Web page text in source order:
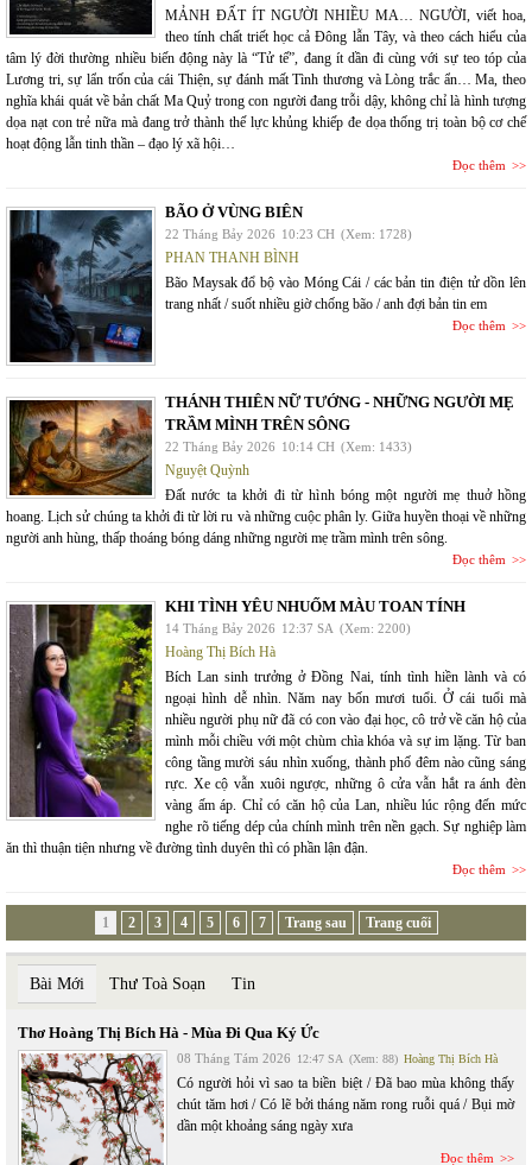
MẢNH ĐẤT ÍT NGƯỜI NHIỀU MA… NGƯỜI, viết hoa,
theo tính chất triết học cả Đông lẫn Tây, và theo cách hiểu của
tâm lý đời thường nhiều biến động này là “Tử tế”, đang ít dần đi cùng với sự teo tóp của
Lương tri, sự lẩn trốn của cái Thiện, sự đánh mất Tình thương và Lòng trắc ẩn… Ma, theo
nghĩa khái quát về bản chất Ma Quỷ trong con người đang trỗi dậy, không chỉ là hình tượng
dọa nạt con trẻ nữa mà đang trở thành thế lực khủng khiếp đe dọa thống trị toàn bộ cơ chế
hoạt động lẫn tinh thần – đạo lý xã hội…
Đọc thêm
BÃO Ở VÙNG BIÊN
22 Tháng Bảy 2026 10:23 CH (Xem: 1728)
PHAN THANH BÌNH
Bão Maysak đổ bộ vào Móng Cái / các bản tin điện tử dồn lên
trang nhất / suốt nhiều giờ chống bão / anh đợi bản tin em
Đọc thêm
THÁNH THIÊN NỮ TƯỚNG - NHỮNG NGƯỜI MẸ
TRẦM MÌNH TRÊN SÔNG
22 Tháng Bảy 2026 10:14 CH (Xem: 1433)
Nguyệt Quỳnh
Đất nước ta khởi đi từ hình bóng một người mẹ thuở hồng
hoang. Lịch sử chúng ta khởi đi từ lời ru và những cuộc phân ly. Giữa huyền thoại về những
người anh hùng, thấp thoáng bóng dáng những người mẹ trầm mình trên sông.
Đọc thêm
KHI TÌNH YÊU NHUỐM MÀU TOAN TÍNH
14 Tháng Bảy 2026 12:37 SA (Xem: 2200)
Hoàng Thị Bích Hà
Bích Lan sinh trưởng ở Đồng Nai, tính tình hiền lành và có
ngoại hình dễ nhìn. Năm nay bốn mươi tuổi. Ở cái tuổi mà
nhiều người phụ nữ đã có con vào đại học, cô trở về căn hộ của
mình mỗi chiều với một chùm chìa khóa và sự im lặng. Từ ban
công tầng mười sáu nhìn xuống, thành phố đêm nào cũng sáng
rực. Xe cộ vẫn xuôi ngược, những ô cửa vẫn hắt ra ánh đèn
vàng ấm áp. Chỉ có căn hộ của Lan, nhiều lúc rộng đến mức
nghe rõ tiếng dép của chính mình trên nền gạch. Sự nghiệp làm
ăn thì thuận tiện nhưng về đường tình duyên thì có phần lận đận.
Đọc thêm
1 2 3 4 5 6 7 Trang sau Trang cuối
Bài Mới Thư Toà Soạn Tin
Thơ Hoàng Thị Bích Hà - Mùa Đi Qua Ký Ức
08 Tháng Tám 2026 12:47 SA (Xem: 88) Hoàng Thị Bích Hà
Có người hỏi vì sao ta biền biệt / Đã bao mùa không thấy
chút tăm hơi / Có lẽ bởi tháng năm rong ruỗi quá / Bụi mờ
dần một khoảng sáng ngày xưa
Đọc thêm